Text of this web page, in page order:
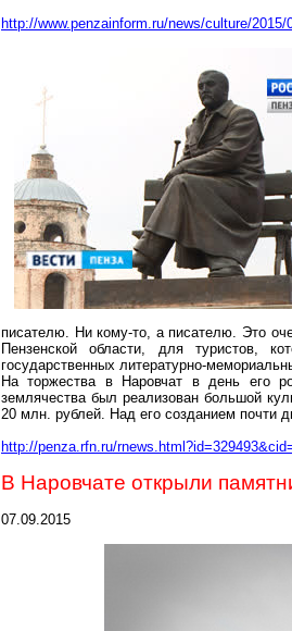
http://www.penzainform.ru/news/culture/
писателю. Ни кому-то, а писателю. Это
Пензенской области, для туристов,
государственных литературно-
На торжества в Наровчат в день его
землячества был реализован большой
20 млн. рублей. Над его созданием почти
http://penza.rfn.ru/
В Наровчате открыли
07.09.2015